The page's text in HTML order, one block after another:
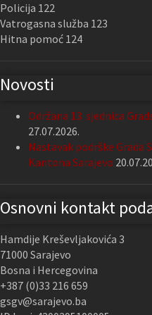
Policija 122
Vatrogasna služba 123
Hitna pomoć 124
Novosti
Održana 13. sjednica
27.07.2026.
Nastavak podrške Grada
Kantona Sarajevo
Osnovni kontakt
Hamdije Kreševljakovića 3
71000 Sarajevo
Bosna i Hercegovina
+387 (0)33 216 659
gsgv@sarajevo.ba